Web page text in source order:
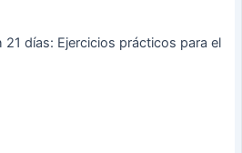
21 días: Ejercicios prácticos para el